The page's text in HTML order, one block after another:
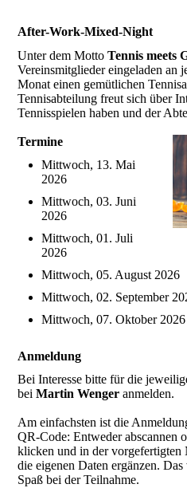
After-Work-Mixed-Night
Unter dem MottoTennis meets
Vereinsmitglieder eingeladen an
Monat einen gemütlichen
Tennisabteilung freut sich über
Tennisspielen haben und der
Termine
Mittwoch, 13. Mai
2026
Mittwoch, 03. Juni
2026
Mittwoch, 01. Juli
2026
Mittwoch, 05. August 2026
Mittwoch, 02. September
Mittwoch, 07. Oktober 2026
Anmeldung
Bei Interesse bitte für die
beiMartin Wenger anmelden.
Am einfachsten ist die
QR-Code: Entweder abscannen
klicken und in der vorgefertigten
die eigenen Daten ergänzen.
Spaß bei der Teilnahme.